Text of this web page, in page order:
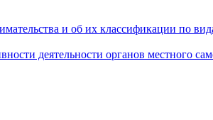
и об их классификации по
деятельности органов местного